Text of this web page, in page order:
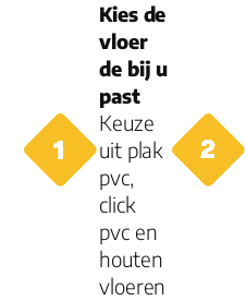
Kies de
vloer
de bij u
past
Keuze
uit plak
pvc,
click
pvc en
houten
vloeren